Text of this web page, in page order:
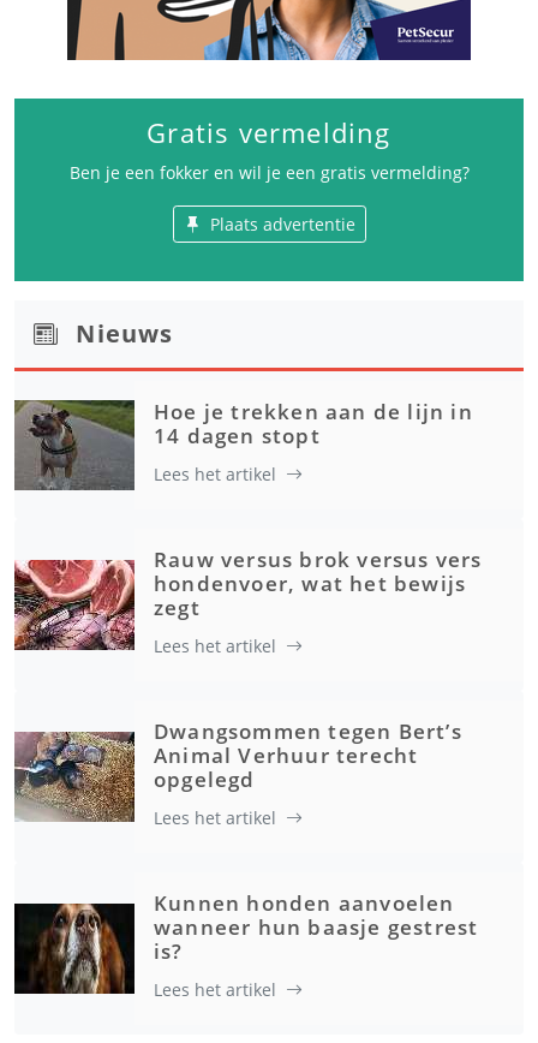
Gratis vermelding
Ben je een fokker en wil je een gratis vermelding?
Plaats advertentie
Nieuws
Hoe je trekken aan de lijn in
14 dagen stopt
Lees het artikel
Rauw versus brok versus vers
hondenvoer, wat het bewijs
zegt
Lees het artikel
Dwangsommen tegen Bert’s
Animal Verhuur terecht
opgelegd
Lees het artikel
Kunnen honden aanvoelen
wanneer hun baasje gestrest
is?
Lees het artikel